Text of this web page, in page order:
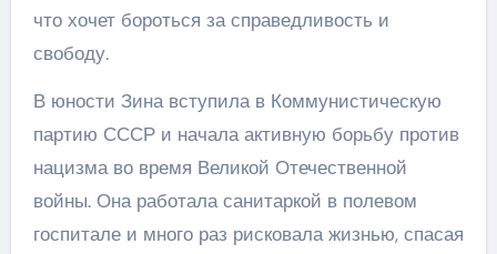
что хочет бороться за справедливость и
свободу.
В юности Зина вступила в Коммунистическую
партию СССР и начала активную борьбу против
нацизма во время Великой Отечественной
войны. Она работала санитаркой в полевом
госпитале и много раз рисковала жизнью, спасая